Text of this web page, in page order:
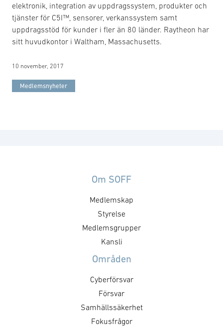
elektronik, integration av uppdragssystem, produkter och
tjänster för C5I™, sensorer, verkanssystem samt
uppdragsstöd för kunder i fler än 80 länder. Raytheon har
sitt huvudkontor i Waltham, Massachusetts.
10 november, 2017
Medlemsnyheter
Om SOFF
Medlemskap
Styrelse
Medlemsgrupper
Kansli
Områden
Cyberförsvar
Försvar
Samhällssäkerhet
Fokusfrågor